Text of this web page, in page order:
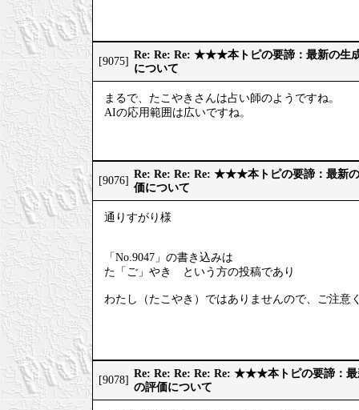
[9075]
Re: Re: Re: ★★★本トピの要諦：最新の生
について
まるで、たこやきさんは占い師のようですね。
AIの応用範囲は広いですね。
[9076]
Re: Re: Re: Re: ★★★本トピの要諦：最新
価について
通りすがり様
「No.9047」の書き込みは
た「ご」やき という方の投稿であり
わたし（たこやき）ではありませんので、ご注意
[9078]
Re: Re: Re: Re: Re: ★★★本トピの要諦：最
の評価について